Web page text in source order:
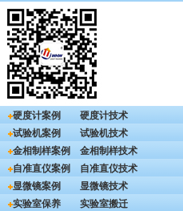
硬度计案例
硬度计技术
试验机案例
试验机技术
金相制样案例
金相制样技术
自准直仪案例
自准直仪技术
显微镜案例
显微镜技术
实验室保养
实验室搬迁